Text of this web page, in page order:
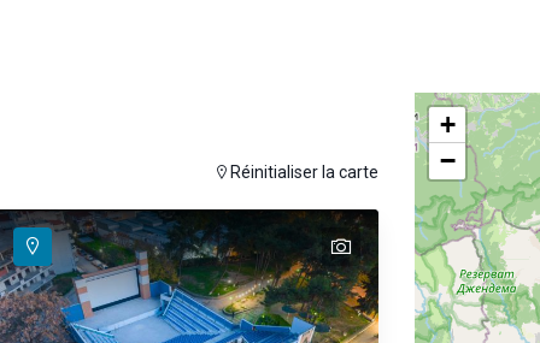
hover Réinitialiser la carte
text
+
−